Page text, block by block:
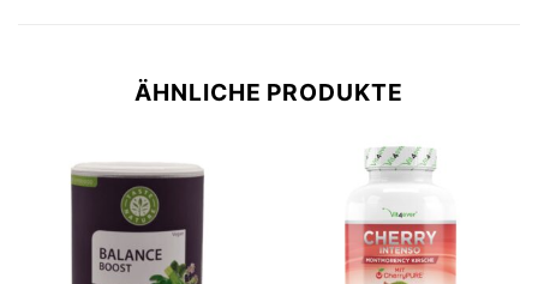
ÄHNLICHE PRODUKTE